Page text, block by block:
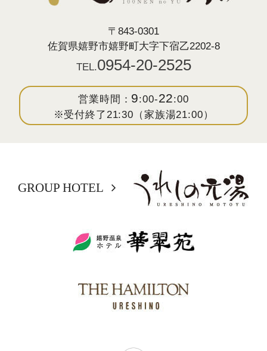
〒843-0301
佐賀県嬉野市嬉野町大字下宿乙2202-8
TEL.0954-20-2525
営業時間： 9:00-22:00
※受付終了21:30（家族湯21:00）
GROUP HOTEL